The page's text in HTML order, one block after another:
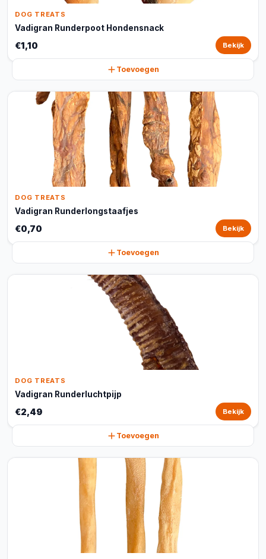
DOG TREATS
Vadigran Runderpoot Hondensnack
€1,10 Bekijk
Toevoegen
DOG TREATS
Vadigran Runderlongstaafjes
€0,70 Bekijk
Toevoegen
DOG TREATS
Vadigran Runderluchtpijp
€2,49 Bekijk
Toevoegen